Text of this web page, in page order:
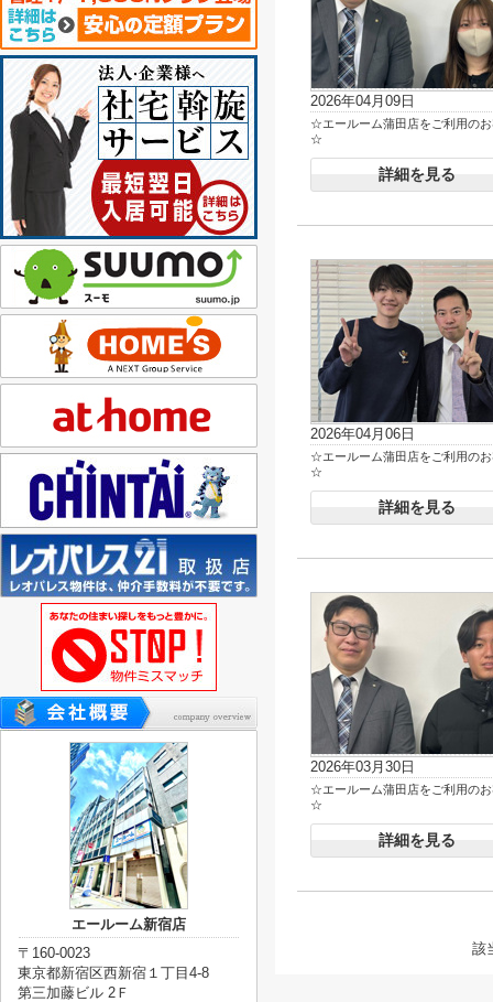
2026年04月09日
☆エールーム蒲田店をご利用の
☆
詳細を見る
2026年04月06日
☆エールーム蒲田店をご利用の
☆
詳細を見る
2026年03月30日
☆エールーム蒲田店をご利用の
☆
詳細を見る
該
エールーム新宿店
〒160-0023
東京都新宿区西新宿１丁目4-8
第三加藤ビル 2Ｆ